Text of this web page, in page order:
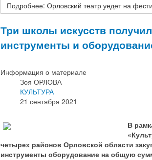
Подробнее: Орловский театр уедет на
Три школы искусств
инструменты и
Информация о материале
Зоя ОРЛОВА
КУЛЬТУРА
21 сентября 2021
В
четырех районов Орловской области
инструменты оборудование на общую